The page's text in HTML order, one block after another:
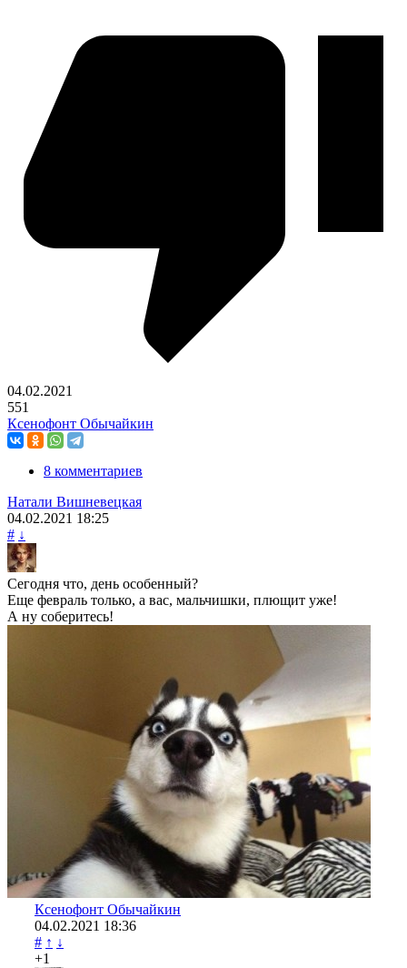
04.02.2021
551
Ксенофонт Обычайкин
8 комментариев
Натали Вишневецкая
04.02.2021 18:25
# ↓
Сегодня что, день особенный?
Еще февраль только, а вас, мальчишки, плющит уже!
А ну соберитесь!
Ксенофонт Обычайкин
04.02.2021 18:36
# ↑ ↓
+1